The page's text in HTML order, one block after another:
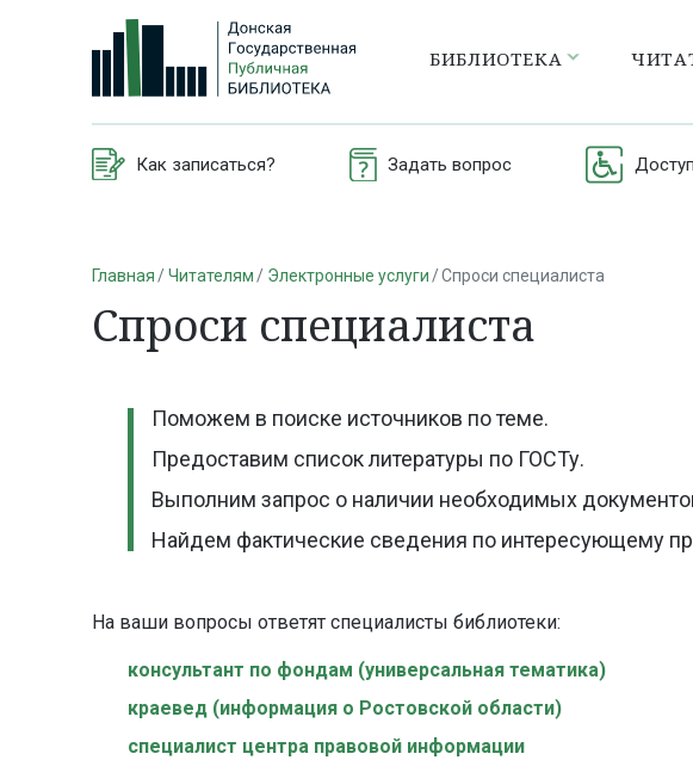
БИБЛИОТЕКА
Как записаться? Задать вопрос
Главная Читателям Электронные услуги Спроси специалиста
Спроси специалиста
Поможем в поиске источников по теме.
Предоставим список литературы по ГОСТу.
Выполним запрос о наличии необходимых
Найдем фактические сведения по интересующему
На ваши вопросы ответят специалисты библиотеки:
консультант по фондам (универсальная тематика)
краевед (информация о Ростовской области)
специалист центра правовой информации